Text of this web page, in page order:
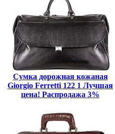
Сумка дорожная кожаная
Giorgio Ferretti 122 1 Лучшая
цена! Распродажа 3%